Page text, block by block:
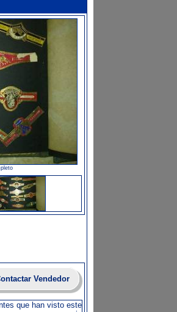
Vendedor
que han visto este